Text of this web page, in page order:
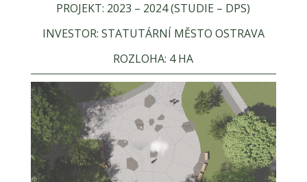
PROJEKT: 2023 – 2024 (STUDIE – DPS)
INVESTOR: STATUTÁRNÍ MĚSTO OSTRAVA
ROZLOHA: 4 HA